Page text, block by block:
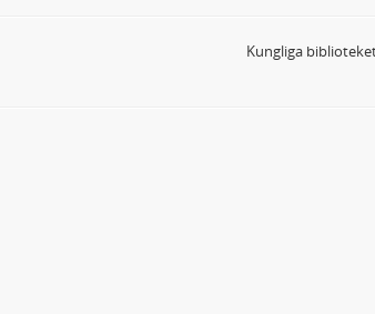
Kungliga